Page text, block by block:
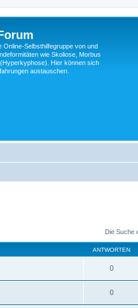
Selbsthilfegruppe von und
wie Skoliose, Morbus
Hier können sich
austauschen.
Die Suche
ANTWORTEN
0
0